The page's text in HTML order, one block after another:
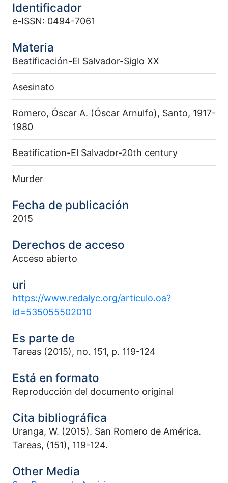
Identificador
e-ISSN: 0494-7061
Materia
Beatificación-El Salvador-Siglo XX
Asesinato
Romero, Óscar A. (Óscar Arnulfo), Santo, 1917-
1980
Beatification-El Salvador-20th century
Murder
Fecha de publicación
2015
Derechos de acceso
Acceso abierto
uri
https://www.redalyc.org/articulo.oa?
id=535055502010
Es parte de
Tareas (2015), no. 151, p. 119-124
Está en formato
Reproducción del documento original
Cita bibliográfica
Uranga, W. (2015). San Romero de América.
Tareas, (151), 119-124.
Other Media